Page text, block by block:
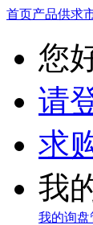
首页产品供求
您
请
求
我
我的询盘